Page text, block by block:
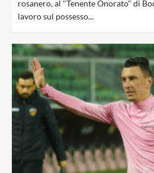
rosanero, al "Tenente Onorato" di
lavoro sul possesso...